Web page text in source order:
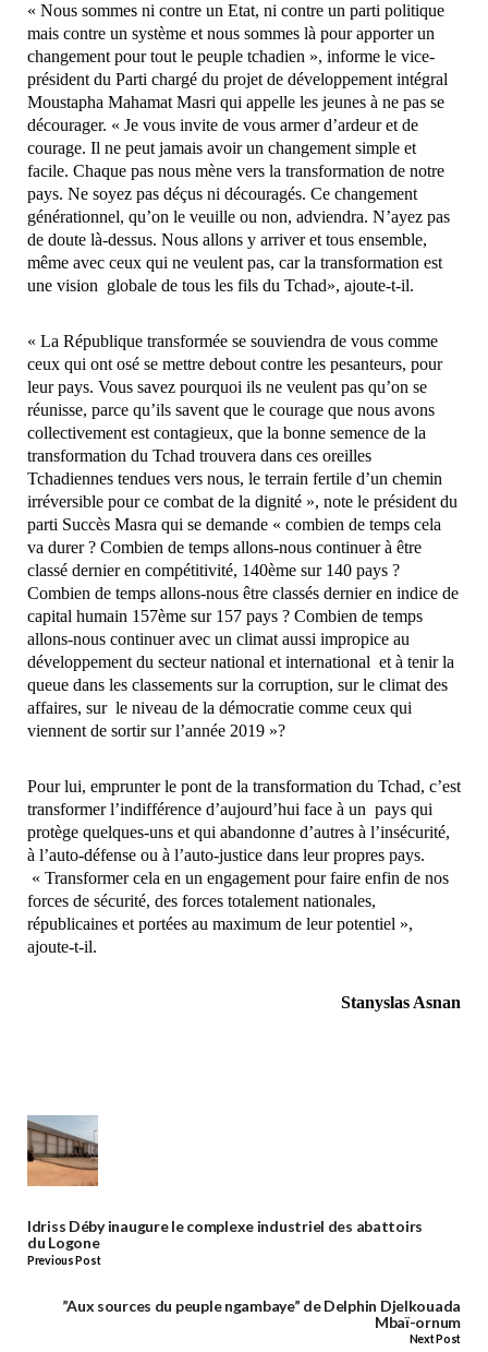
« Nous sommes ni contre un Etat, ni contre un parti politique
mais contre un système et nous sommes là pour apporter un
changement pour tout le peuple tchadien », informe le vice-
président du Parti chargé du projet de développement intégral
Moustapha Mahamat Masri qui appelle les jeunes à ne pas se
décourager. « Je vous invite de vous armer d’ardeur et de
courage. Il ne peut jamais avoir un changement simple et
facile. Chaque pas nous mène vers la transformation de notre
pays. Ne soyez pas déçus ni découragés. Ce changement
générationnel, qu’on le veuille ou non, adviendra. N’ayez pas
de doute là-dessus. Nous allons y arriver et tous ensemble,
même avec ceux qui ne veulent pas, car la transformation est
une vision globale de tous les fils du Tchad», ajoute-t-il.
« La République transformée se souviendra de vous comme
ceux qui ont osé se mettre debout contre les pesanteurs, pour
leur pays. Vous savez pourquoi ils ne veulent pas qu’on se
réunisse, parce qu’ils savent que le courage que nous avons
collectivement est contagieux, que la bonne semence de la
transformation du Tchad trouvera dans ces oreilles
Tchadiennes tendues vers nous, le terrain fertile d’un chemin
irréversible pour ce combat de la dignité », note le président du
parti Succès Masra qui se demande « combien de temps cela
va durer ? Combien de temps allons-nous continuer à être
classé dernier en compétitivité, 140ème sur 140 pays ?
Combien de temps allons-nous être classés dernier en indice de
capital humain 157ème sur 157 pays ? Combien de temps
allons-nous continuer avec un climat aussi impropice au
développement du secteur national et international et à tenir la
queue dans les classements sur la corruption, sur le climat des
affaires, sur le niveau de la démocratie comme ceux qui
viennent de sortir sur l’année 2019 »?
Pour lui, emprunter le pont de la transformation du Tchad, c’est
transformer l’indifférence d’aujourd’hui face à un pays qui
protège quelques-uns et qui abandonne d’autres à l’insécurité,
à l’auto-défense ou à l’auto-justice dans leur propres pays.
« Transformer cela en un engagement pour faire enfin de nos
forces de sécurité, des forces totalement nationales,
républicaines et portées au maximum de leur potentiel »,
ajoute-t-il.
Stanyslas Asnan
Idriss Déby inaugure le complexe industriel des abattoirs
du Logone
Previous Post
’’Aux sources du peuple ngambaye’’ de Delphin Djelkouada
Mbaï-ornum
Next Post